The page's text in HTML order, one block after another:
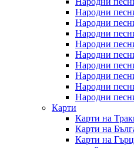
Народни
Народни
Народни
Народни
Народни
Народни
Народни
Народни
Народни
Карти
Карти на
Карти на
Карти на